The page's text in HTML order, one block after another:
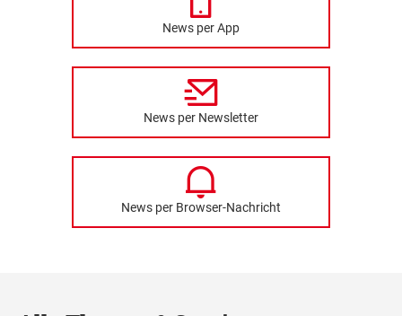
News per App
News per Newsletter
News per Browser-Nachricht